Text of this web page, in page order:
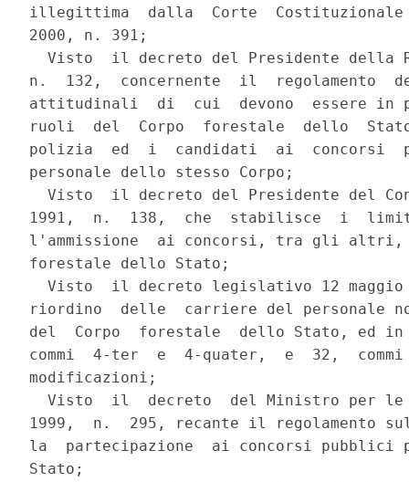
illegittima  dalla  Corte  Costituzionale
2000, n. 391;
Visto  il decreto del Presidente della
n.  132,  concernente  il  regolamento
attitudinali  di  cui  devono  essere in
ruoli  del  Corpo  forestale  dello
polizia  ed  i  candidati  ai  concorsi
personale dello stesso Corpo;
Visto  il decreto del Presidente del
1991,  n.  138,  che  stabilisce  i
l'ammissione  ai concorsi, tra gli altri,
forestale dello Stato;
Visto  il decreto legislativo 12
riordino  delle  carriere del personale
del  Corpo  forestale  dello Stato, ed
commi  4-ter  e  4-quater,  e  32,
modificazioni;
Visto  il  decreto  del Ministro per
1999,  n.  295, recante il regolamento
la  partecipazione  ai concorsi pubblici
Stato;